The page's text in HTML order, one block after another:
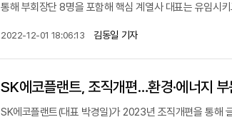
통해 부회장단 8명을 포함해 핵심 계열사 대표는 유임시
2022-12-01 18:06:13 김동일 기자
SK에코플랜트, 조직개편…환경·에너지
SK에코플랜트(대표 박경일)가 2023년 조직개편을 통해